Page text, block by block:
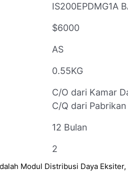
IS200EPDMG1A
$6000
AS
0.55KG
C/O dari Kamar
C/Q dari Pabrikan
12 Bulan
2
Modul Distribusi Daya